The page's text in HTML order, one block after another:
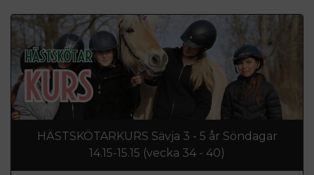
HÄSTSKÖTARKURS Sävja 3 - 5 år Söndagar
14.15-15.15 (vecka 34 - 40)